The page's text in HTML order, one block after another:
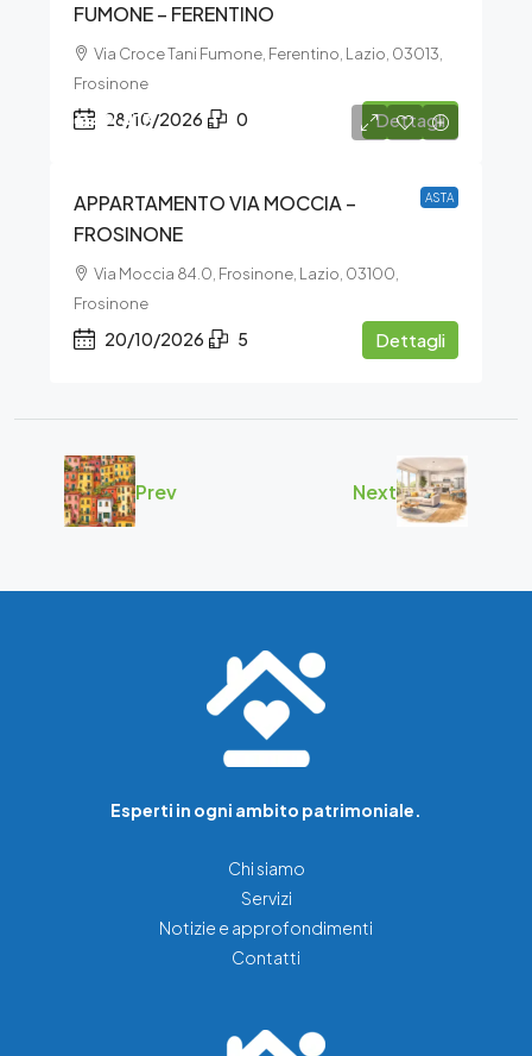
FUMONE – FERENTINO
Via Croce Tani Fumone, Ferentino, Lazio, 03013,
Frosinone
28/10/2026 0 Dettagli
ASTA
€42.413
APPARTAMENTO VIA MOCCIA –
FROSINONE
Via Moccia 84.0, Frosinone, Lazio, 03100,
Frosinone
20/10/2026 5 Dettagli
Prev Next
Esperti in ogni ambito patrimoniale.
Chi siamo
Servizi
Notizie e approfondimenti
Contatti